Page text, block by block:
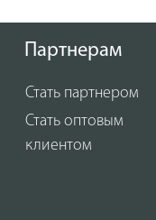
Партнерам
Стать партнером
Стать оптовым
клиентом